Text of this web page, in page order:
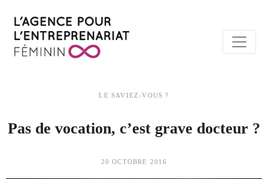
LE SAVIEZ-VOUS ?
Pas de vocation, c’est grave docteur ?
20 OCTOBRE 2016